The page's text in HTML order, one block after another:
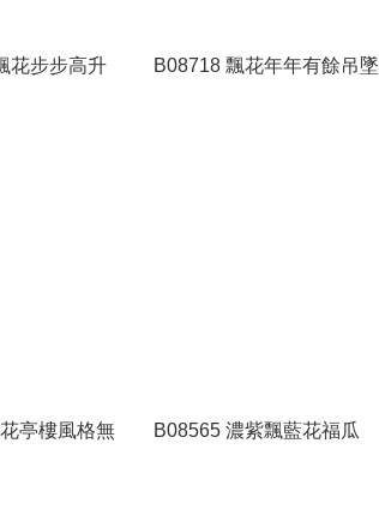
花步步高升 B08718 飄花年年有餘吊墜
亭樓風格無
B08565 濃紫飄藍花福瓜